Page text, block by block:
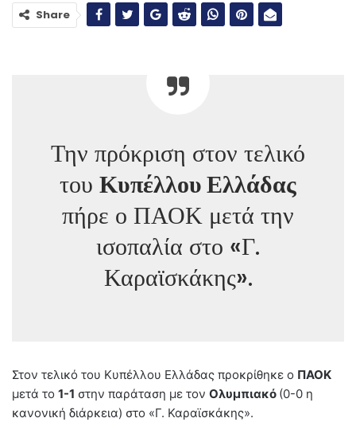
Share
Την πρόκριση στον τελικό
του Κυπέλλου Ελλάδας
πήρε ο ΠΑΟΚ μετά την
ισοπαλία στο «Γ.
Καραϊσκάκης».
Στον τελικό του Κυπέλλου Ελλάδας προκρίθηκε ο ΠΑΟΚ
μετά το 1-1 στην παράταση με τον Ολυμπιακό (0-0 η
κανονική διάρκεια) στο «Γ. Καραϊσκάκης».